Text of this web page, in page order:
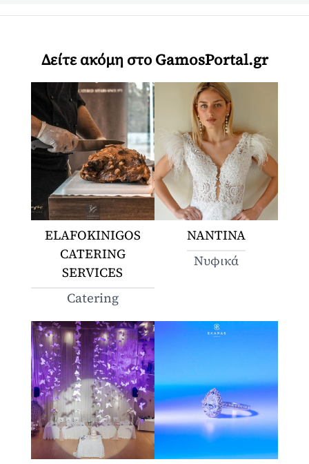
Δείτε ακόμη στο GamosPortal.gr
ELAFOKINIGOS
CATERING
SERVICES
Catering
ΝΑΝΤΙΝΑ
Νυφικά